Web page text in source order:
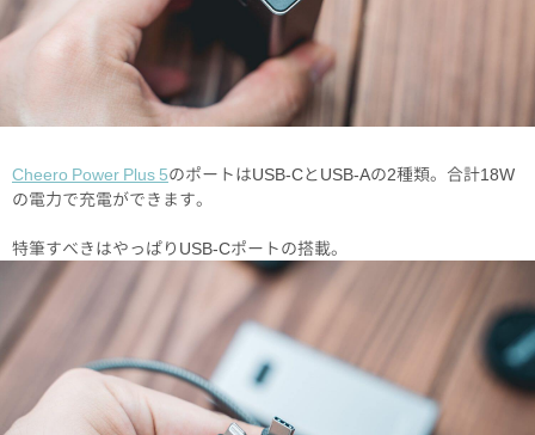
Cheero Power Plus 5のポートはUSB-CとUSB-Aの2種類。合計18W
の電力で充電ができます。
特筆すべきはやっぱりUSB-Cポートの搭載。